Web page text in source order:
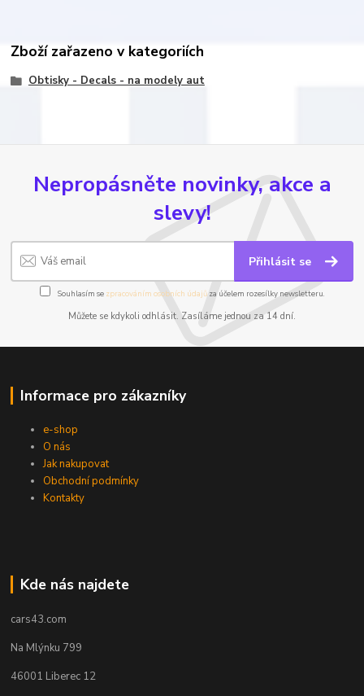
Zboží zařazeno v kategoriích
Obtisky - Decals - na modely aut
Nepropásněte novinky, akce a
slevy!
Přihlásit se
Souhlasím se zpracováním osobních údajůza účelem rozesílky newsletteru.
Můžete se kdykoli odhlásit. Zasíláme jednou za 14 dní.
Informace pro zákazníky
e-shop
O nás
Jak nakupovat
Obchodní podmínky
Kontakty
Kde nás najdete
cars43.com
Na Mlýnku 799
46001 Liberec 12